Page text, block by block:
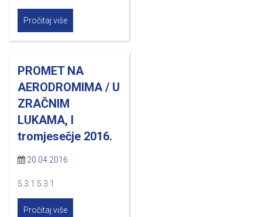
Pročitaj više
PROMET NA
AERODROMIMA / U
ZRAČNIM
LUKAMA, I
tromjesečje 2016.
20.04.2016
5.3.1 5.3.1
Pročitaj više